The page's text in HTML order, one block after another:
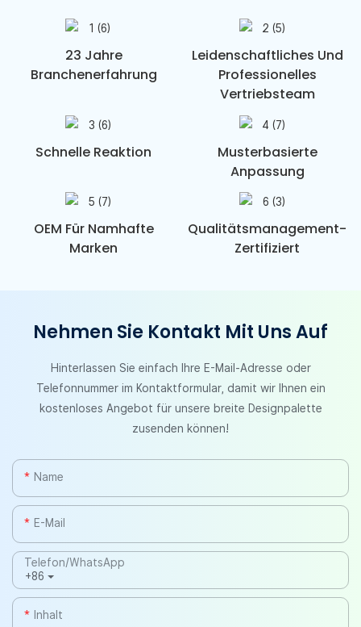
23 Jahre
Branchenerfahrung
Leidenschaftliches Und
Professionelles
Vertriebsteam
Schnelle Reaktion
Musterbasierte
Anpassung
OEM Für Namhafte
Marken
Qualitätsmanagement-
Zertifiziert
Nehmen Sie Kontakt Mit Uns Auf
Hinterlassen Sie einfach Ihre E-Mail-Adresse oder
Telefonnummer im Kontaktformular, damit wir Ihnen ein
kostenloses Angebot für unsere breite Designpalette
zusenden können!
Name
E-Mail
+86
Telefon/WhatsApp
Inhalt